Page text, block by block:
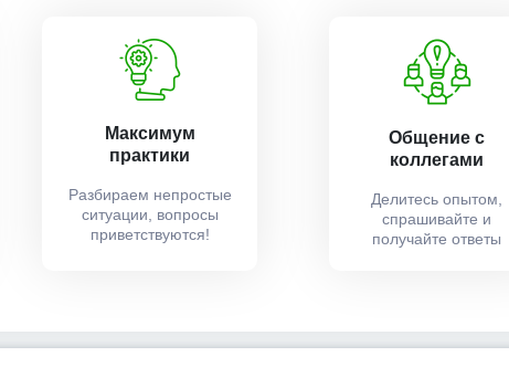
Максимум
практики
Разбираем непростые
ситуации, вопросы
приветствуются!
Общение с
коллегами
Делитесь опытом,
спрашивайте и
получайте ответы